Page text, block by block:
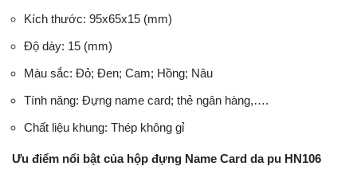
Kích thước: 95x65x15 (mm)
Độ dày: 15 (mm)
Màu sắc: Đỏ; Đen; Cam; Hồng; Nâu
Tính năng: Đựng name card; thẻ ngân hàng,….
Chất liệu khung: Thép không gỉ
Ưu điểm nổi bật của hộp đựng Name Card da pu HN106